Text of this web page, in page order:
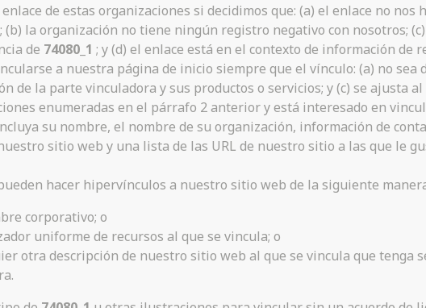
de estas organizaciones si decidimos que: (a) el enlace no
(b) la organización no tiene ningún registro negativo con nosotros;
de 74080_1 ; y (d) el enlace está en el contexto de información de
a nuestra página de inicio siempre que el vínculo: (a) no
de la parte vinculadora y sus productos o servicios; y (c) se ajusta
enumeradas en el párrafo 2 anterior y está interesado en
su nombre, el nombre de su organización, información de
sitio web y una lista de las URL de nuestro sitio a las que le
hacer hipervínculos a nuestro sitio web de la siguiente
corporativo; o
uniforme de recursos al que se vincula; o
otra descripción de nuestro sitio web al que se vincula que tenga